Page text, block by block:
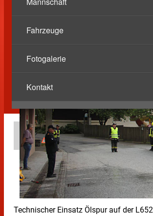
Fahrzeuge
Fotogalerie
Kontakt
Berichte
Ölspur L652
10.03.2025
Technischer Einsatz Ölspur auf der L652